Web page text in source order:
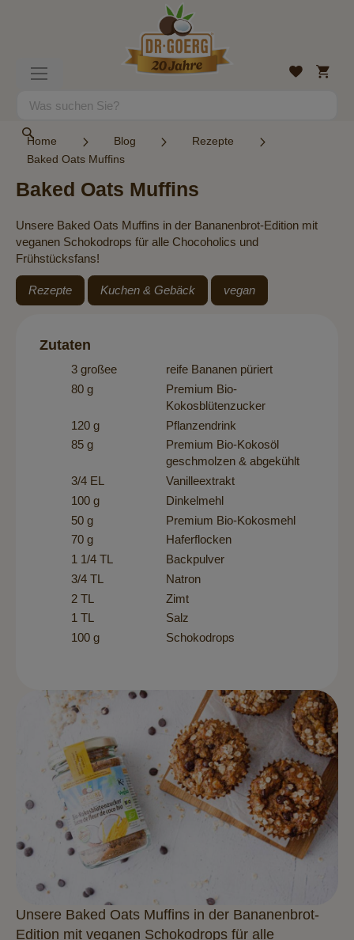
Suche
Wunschliste
Mein
Home Blog
Rezepte
Baked Oats Muffins
Baked Oats Muffins
Unsere Baked Oats Muffins in der Bananenbrot-Edition mit
veganen Schokodrops für alle Chocoholics und
Frühstücksfans!
Rezepte Kuchen & Gebäck vegan
Zutaten
3 großee
reife Bananen püriert
80 g
Premium Bio-
Kokosblütenzucker
120 g
Pflanzendrink
85 g
Premium Bio-Kokosöl
geschmolzen & abgekühlt
3/4 EL
Vanilleextrakt
100 g
Dinkelmehl
50 g
Premium Bio-Kokosmehl
70 g
Haferflocken
1 1/4 TL
Backpulver
3/4 TL
Natron
2 TL
Zimt
1 TL
Salz
100 g
Schokodrops
Unsere Baked Oats Muffins in der Bananenbrot-
Edition mit veganen Schokodrops für alle